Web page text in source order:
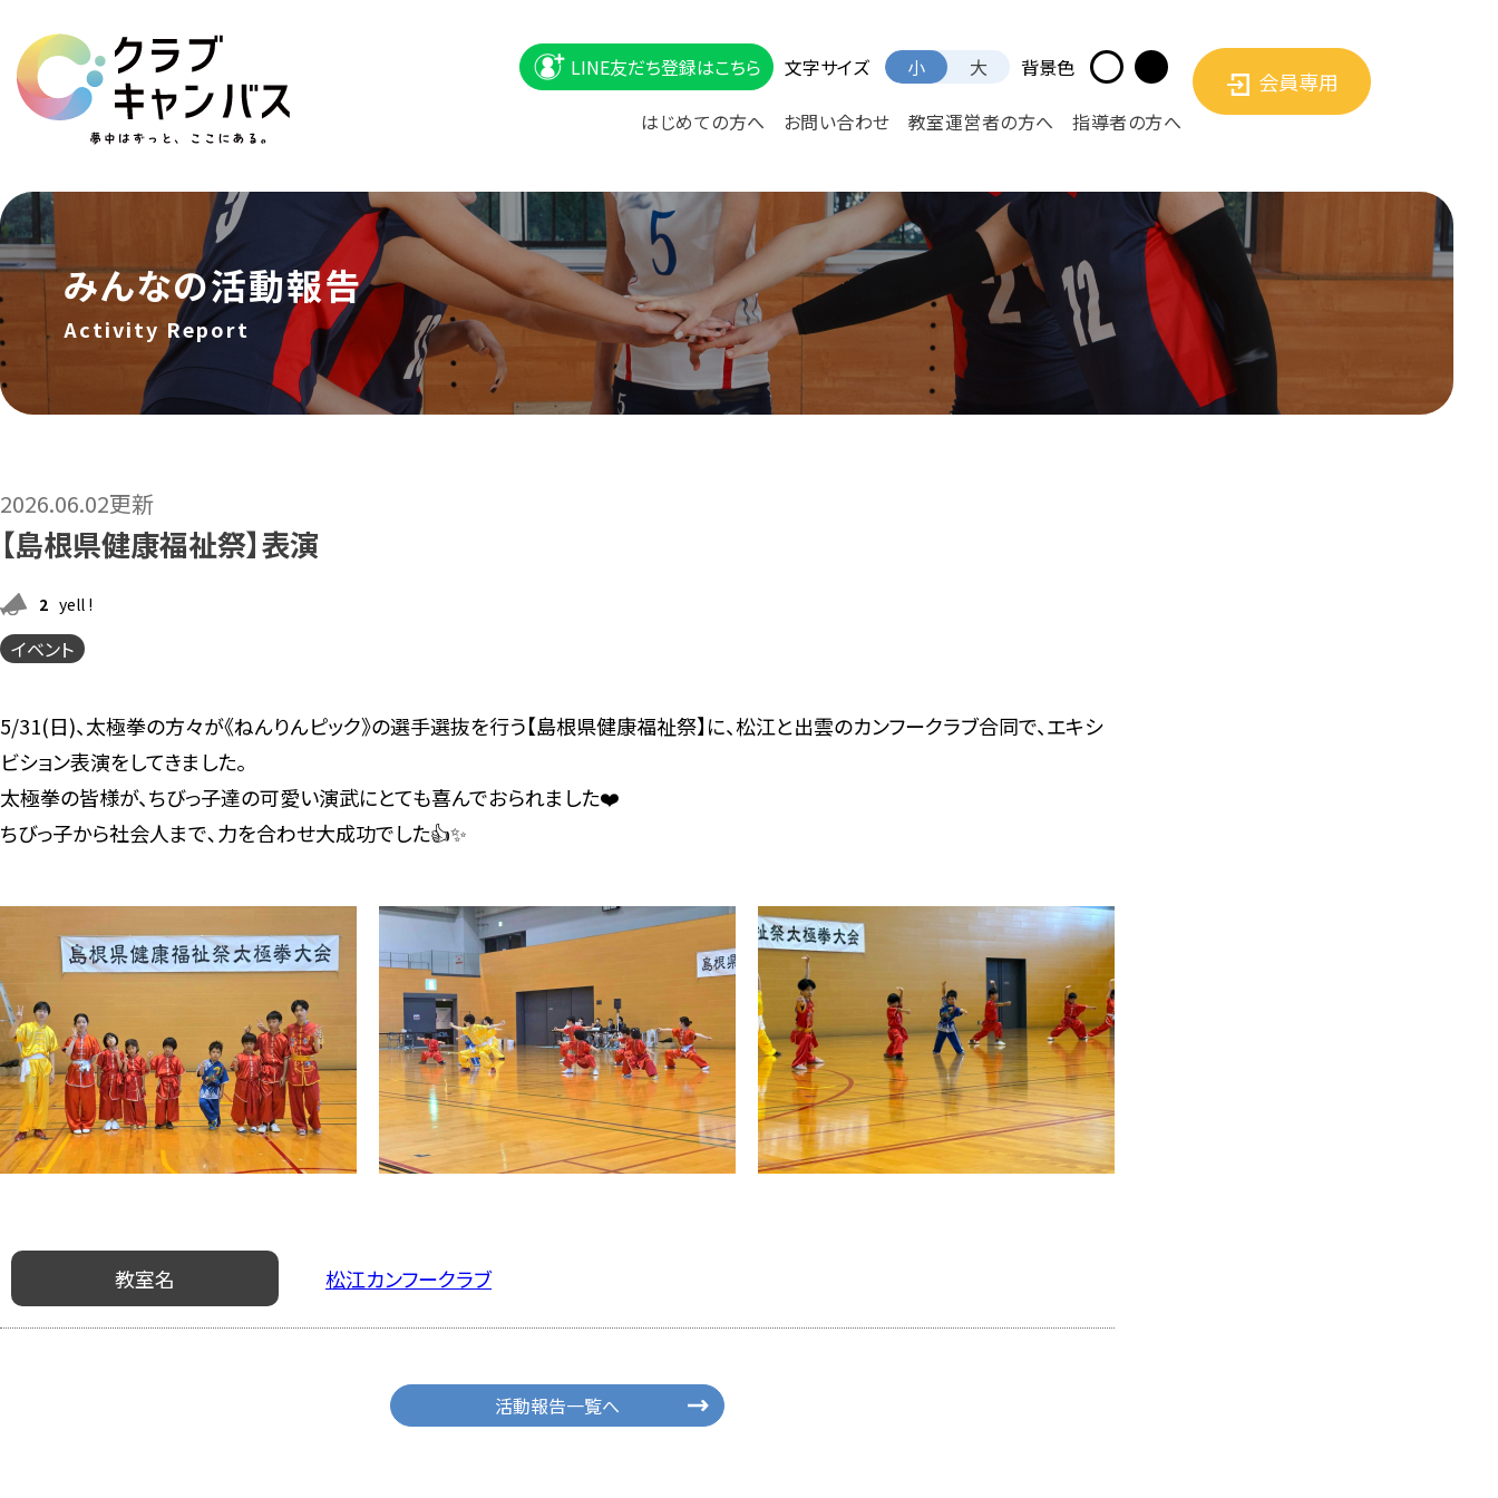
はじめての方へ お問い合わせ 教室運営者の方へ 指導者の方へ
LINE友だち登録はこちら 文字サイズ 小 大 背景色
会員専用
みんなの活動報告
Activity Report
2026.06.02更新
【島根県健康福祉祭】表演
2 yell !
イベント
5/31(日)、太極拳の方々が《ねんりんピック》の選手選抜を行う【島根県健康福祉祭】に、松江と出雲のカンフークラブ合同で、エキシ
ビション表演をしてきました。
太極拳の皆様が、ちびっ子達の可愛い演武にとても喜んでおられました❤️
ちびっ子から社会人まで､力を合わせ大成功でした👍✨️
教室名 松江カンフークラブ
活動報告一覧へ